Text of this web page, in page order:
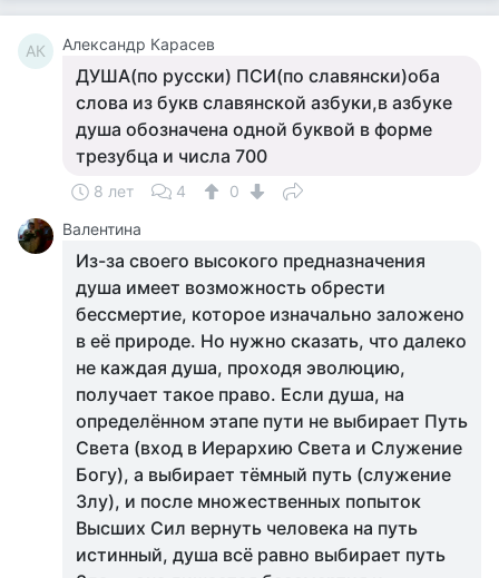
АК Александр Карасев
ДУША(по русски) ПСИ(по славянски)оба
слова из букв славянской азбуки,в азбуке
душа обозначена одной буквой в форме
трезубца и числа 700
8 лет 4
0
Валентина
Из-за своего высокого предназначения
душа имеет возможность обрести
бессмертие, которое изначально заложено
в её природе. Но нужно сказать, что далеко
не каждая душа, проходя эволюцию,
получает такое право. Если душа, на
определённом этапе пути не выбирает Путь
Света (вход в Иерархию Света и Служение
Богу), а выбирает тёмный путь (служение
Злу), и после множественных попыток
Высших Сил вернуть человека на путь
истинный, душа всё равно выбирает путь